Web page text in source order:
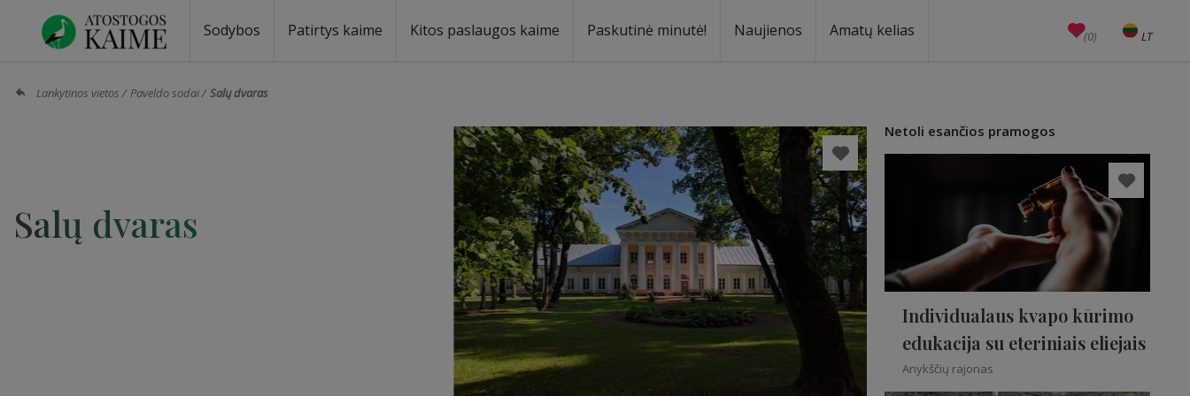
Sodybos Patirtys kaime Kitos paslaugos kaime Paskutinė minutė! Naujienos Amatų kelias (0) LT
EN
Lankytinos vietos Paveldo sodai Salų dvaras
Salų dvaras
Netoli esančios pramogos
Individualaus kvapo kūrimo
edukacija su eteriniais eliejais
Anykščių rajonas